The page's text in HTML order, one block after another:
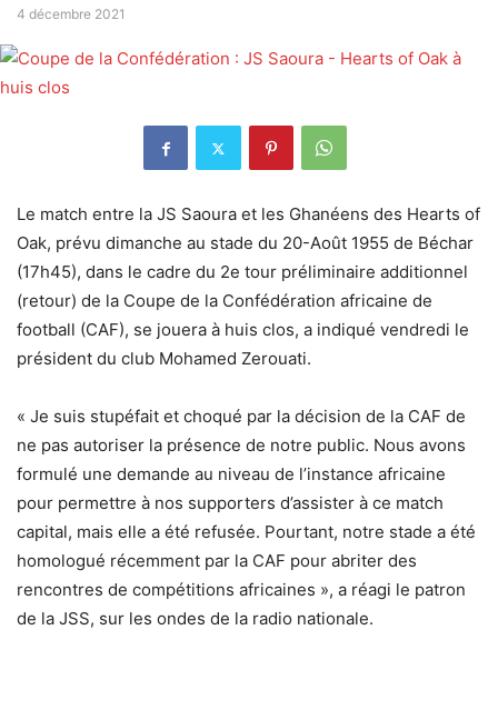
4 décembre 2021
Le match entre la JS Saoura et les Ghanéens des Hearts of
Oak, prévu dimanche au stade du 20-Août 1955 de Béchar
(17h45), dans le cadre du 2e tour préliminaire additionnel
(retour) de la Coupe de la Confédération africaine de
football (CAF), se jouera à huis clos, a indiqué vendredi le
président du club Mohamed Zerouati.
« Je suis stupéfait et choqué par la décision de la CAF de
ne pas autoriser la présence de notre public. Nous avons
formulé une demande au niveau de l’instance africaine
pour permettre à nos supporters d’assister à ce match
capital, mais elle a été refusée. Pourtant, notre stade a été
homologué récemment par la CAF pour abriter des
rencontres de compétitions africaines », a réagi le patron
de la JSS, sur les ondes de la radio nationale.